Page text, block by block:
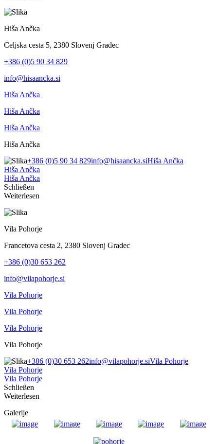
Hiša Ančka
Celjska cesta 5, 2380 Slovenj Gradec
+386 (0)5 90 34 829
info@hisaancka.si
Hiša Ančka
Hiša Ančka
Hiša Ančka
Hiša Ančka
+386 (0)5 90 34 829info@hisaancka.siHiša Ančka
Hiša Ančka
Hiša Ančka
Schließen
Weiterlesen
Vila Pohorje
Francetova cesta 2, 2380 Slovenj Gradec
+386 (0)30 653 262
info@vilapohorje.si
Vila Pohorje
Vila Pohorje
Vila Pohorje
Vila Pohorje
+386 (0)30 653 262info@vilapohorje.siVila Pohorje
Vila Pohorje
Vila Pohorje
Schließen
Weiterlesen
Galerije